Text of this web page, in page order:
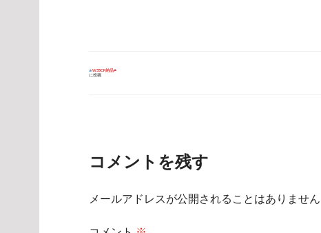
投W35CF納品
に投稿
コメントを残す
メールアドレスが公開されることはありません